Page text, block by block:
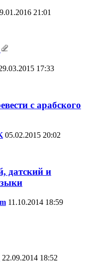
21:01
17:33
с арабского
05.02.2015 20:02
датский и
11.10.2014 18:59
22.09.2014 18:52